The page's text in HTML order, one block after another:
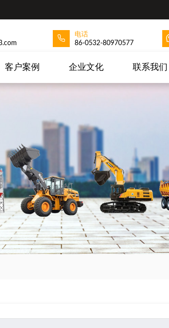
电话
86-0532-80970577
客户案例 企业文化 联系我们